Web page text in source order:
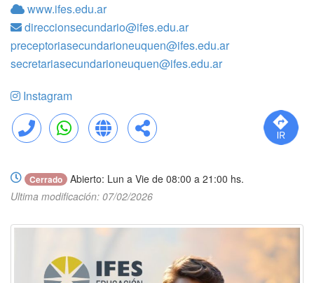
www.ifes.edu.ar
direccionsecundario@ifes.edu.ar
preceptoriasecundarioneuquen@ifes.edu.ar
secretariasecundarioneuquen@ifes.edu.ar
Instagram
Llamar WhatsApp Web Compartir
Cerrado
Abierto: Lun a Vie de 08:00 a 21:00 hs.
Ultima modificación: 07/02/2026